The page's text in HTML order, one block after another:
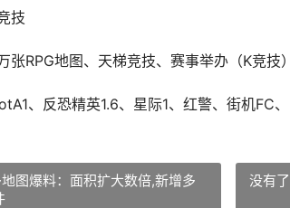
技
张RPG地图、天梯竞技、赛事举办（K竞技
、反恐精英1.6、星际1、红警、街机FC
地图爆料：面积扩大数倍,新增多
没有了